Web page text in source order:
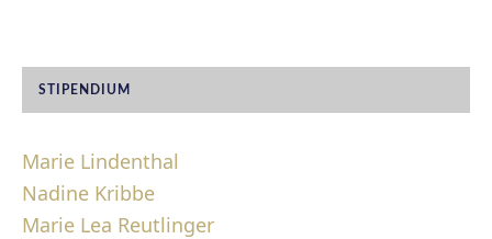
STIPENDIUM
Marie Lindenthal
Nadine Kribbe
Marie Lea Reutlinger